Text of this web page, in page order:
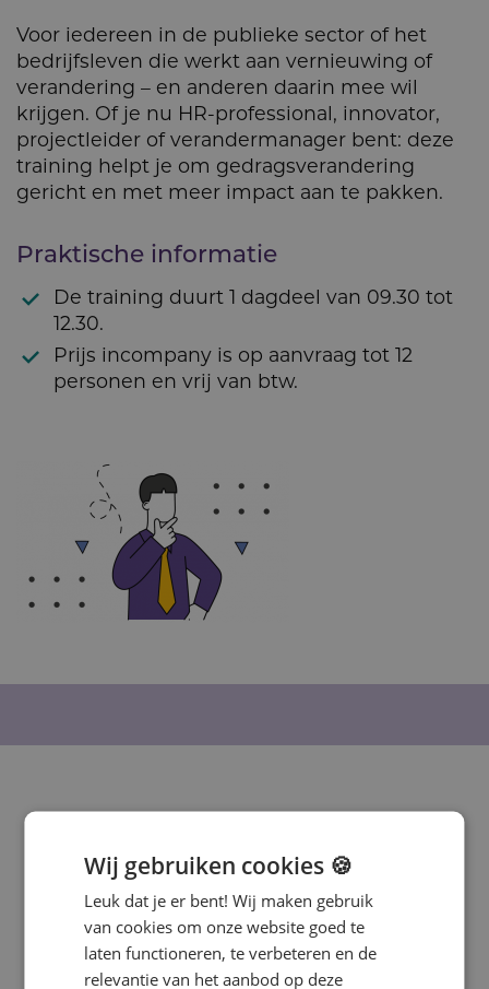
Voor iedereen in de publieke sector of het
bedrijfsleven die werkt aan vernieuwing of
verandering – en anderen daarin mee wil
krijgen. Of je nu HR-professional, innovator,
projectleider of verandermanager bent: deze
training helpt je om gedragsverandering
gericht en met meer impact aan te pakken.
Praktische informatie
De training duurt 1 dagdeel van 09.30 tot
12.30.
Prijs incompany is op aanvraag tot 12
personen en vrij van btw.
Heb je interesse in deze training? Vul
onderstaand formulier in en wij
nemen contact met je op voor een
vrijblijvend voorstel.
Wij gebruiken cookies 🍪
Leuk dat je er bent! Wij maken gebruik
van cookies om onze website goed te
laten functioneren, te verbeteren en de
relevantie van het aanbod op deze